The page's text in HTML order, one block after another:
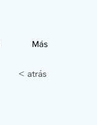
Más
< atrás